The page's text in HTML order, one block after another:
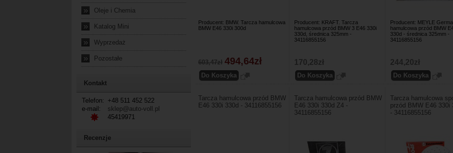
» Oleje i Chemia
» Katalog Mini
» Wyprzedaż
» Pozostałe
Kontakt
Telefon:
+48 511 452 522
e-mail:
sklep@auto-voll.pl
45419971
Recenzje
Producent: BMW. Tarcza hamulcowa
BMW E46 330i 300d
603,47zł 494,64zł
Producent: KRAFT. Tarcza
hamulcowa przód BMW 3 E46 330i
330d, średnica 325mm -
34116855156
170,28zł
Producent: MEYLE
hamulcowa przód BMW
330d - średnica 325mm -
34116855156
244,20zł
Tarcza hamulcowa przód BMW
E46 330i 330d - 34116855156
Tarcza hamulcowa przód BMW
E46 330i 330d Z4 -
34116855156
Tarcza hamulcowa
przód BMW E46 330i
- 34116855156